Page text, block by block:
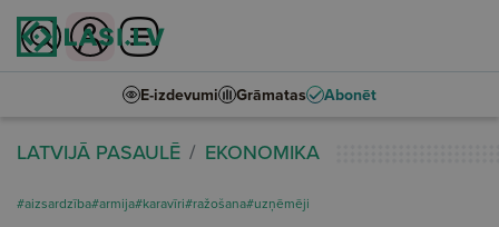
E-izdevumi Grāmatas Abonēt
LATVIJĀ PASAULĒ EKONOMIKA
#aizsardzība#armija#karavīri#ražošana#uzņēmēji